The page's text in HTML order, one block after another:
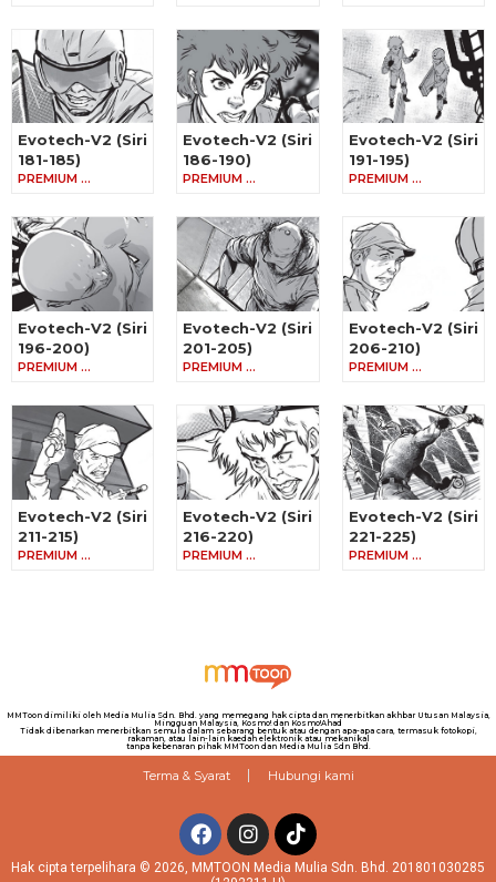
Evotech-V2 (Siri
181-185)
PREMIUM …
Evotech-V2 (Siri
186-190)
PREMIUM …
Evotech-V2 (Siri
191-195)
PREMIUM …
Evotech-V2 (Siri
196-200)
PREMIUM …
Evotech-V2 (Siri
201-205)
PREMIUM …
Evotech-V2 (Siri
206-210)
PREMIUM …
Evotech-V2 (Siri
211-215)
PREMIUM …
Evotech-V2 (Siri
216-220)
PREMIUM …
Evotech-V2 (Siri
221-225)
PREMIUM …
MMToon dimiliki oleh Media Mulia Sdn. Bhd. yang memegang hak cipta dan menerbitkan akhbar Utusan Malaysia,
Mingguan Malaysia, Kosmo! dan Kosmo!Ahad
Tidak dibenarkan menerbitkan semula dalam sebarang bentuk atau dengan apa-apa cara, termasuk fotokopi,
rakaman, atau lain-lain kaedah elektronik atau mekanikal
tanpa kebenaran pihak MMToon dan Media Mulia Sdn Bhd.
Terma & Syarat Hubungi kami
Hak cipta terpelihara © 2026, MMTOON Media Mulia Sdn. Bhd. 201801030285